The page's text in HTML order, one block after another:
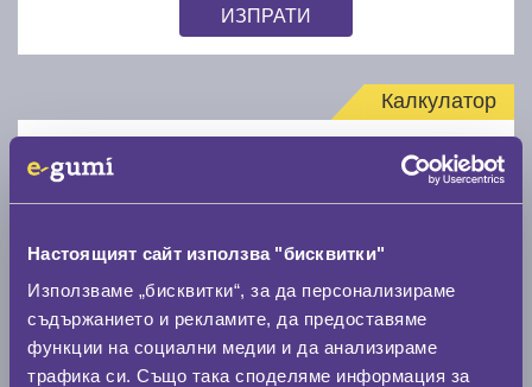
Настоящият сайт използва "бисквитки"
Използваме „бисквитки“, за да персонализираме
съдържанието и рекламите, да предоставяме
функции на социални медии и да анализираме
трафика си. Също така споделяме информация за
ИЗПРАТИ
Калкулатор
Нов размер